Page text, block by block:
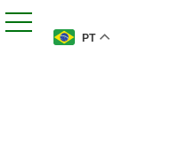
PT